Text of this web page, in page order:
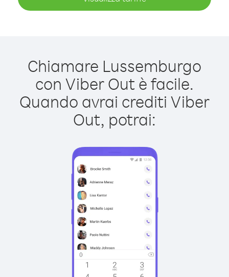
Chiamare Lussemburgo
con Viber Out è facile.
Quando avrai crediti Viber
Out, potrai: